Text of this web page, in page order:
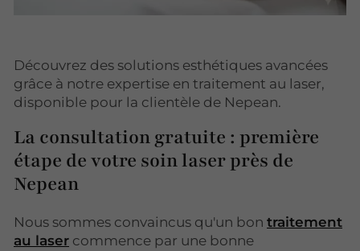
Découvrez des solutions esthétiques avancées
grâce à notre expertise en traitement au laser,
disponible pour la clientèle de Nepean.
La consultation gratuite : première
étape de votre soin laser près de
Nepean
Nous sommes convaincus qu'un bon traitement
au laser commence par une bonne